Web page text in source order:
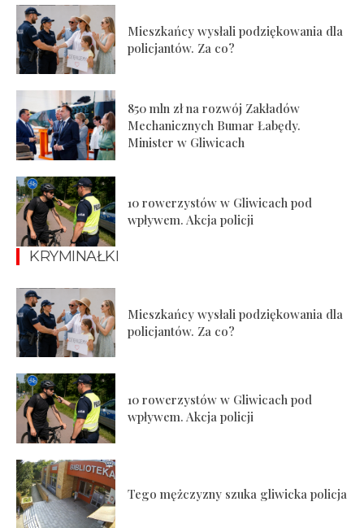
Mieszkańcy wysłali podziękowania dla
policjantów. Za co?
850 mln zł na rozwój Zakładów
Mechanicznych Bumar Łabędy.
Minister w Gliwicach
10 rowerzystów w Gliwicach pod
wpływem. Akcja policji
KRYMINAŁKI
Mieszkańcy wysłali podziękowania dla
policjantów. Za co?
10 rowerzystów w Gliwicach pod
wpływem. Akcja policji
Tego mężczyzny szuka gliwicka policja